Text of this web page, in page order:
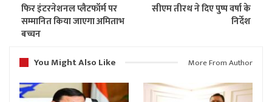
फिर इंटरनेशनल प्लैटफॉर्म पर
सम्मानित किया जाएगा अमिताभ
बच्चन
सीएम तीरथ ने दिए पुष्प वर्षा के
निर्देश
You Might Also Like More From Author